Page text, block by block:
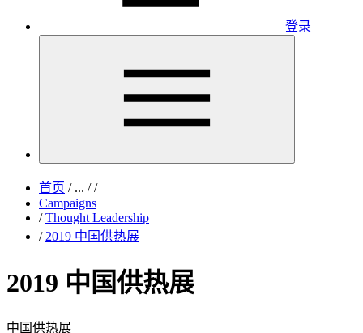
登录
首页 /... / /
Campaigns
/ Thought Leadership
/ 2019 中国供热展
2019 中国供热展
中国供热展